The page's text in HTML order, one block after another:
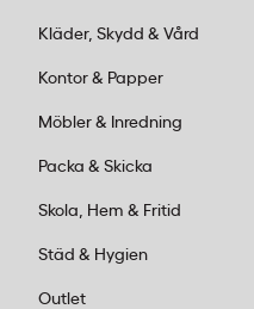
Kläder, Skydd & Vård
Kontor & Papper
Möbler & Inredning
Packa & Skicka
Skola, Hem & Fritid
Städ & Hygien
Outlet